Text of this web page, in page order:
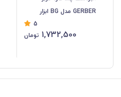
GERBER مدل BG ابزار
کمپینگ و طبیعت گردی
کیف دار HAC-012
5
1,732,500 تومان